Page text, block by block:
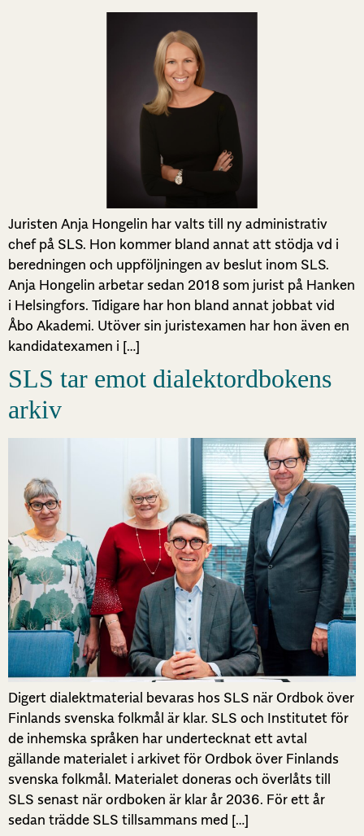
Juristen Anja Hongelin har valts till ny administrativ
chef på SLS. Hon kommer bland annat att stödja vd i
beredningen och uppföljningen av beslut inom SLS.
Anja Hongelin arbetar sedan 2018 som jurist på Hanken
i Helsingfors. Tidigare har hon bland annat jobbat vid
Åbo Akademi. Utöver sin juristexamen har hon även en
kandidatexamen i […]
SLS tar emot dialektordbokens
arkiv
Digert dialektmaterial bevaras hos SLS när Ordbok över
Finlands svenska folkmål är klar. SLS och Institutet för
de inhemska språken har undertecknat ett avtal
gällande materialet i arkivet för Ordbok över Finlands
svenska folkmål. Materialet doneras och överlåts till
SLS senast när ordboken är klar år 2036. För ett år
sedan trädde SLS tillsammans med […]